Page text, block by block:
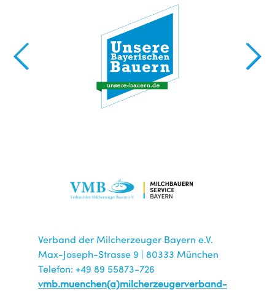
Verband der Milcherzeuger Bayern e.V.
Max-Joseph-Strasse 9 | 80333 München
Telefon: +49 89 55873-726
vmb.muenchen(a)milcherzeugerverband-